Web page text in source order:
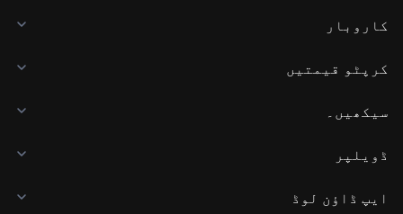
کاروبار
کرپٹو قیمتیں
سیکھیں۔
ڈویلپر
ایپ ڈاؤن لوڈ